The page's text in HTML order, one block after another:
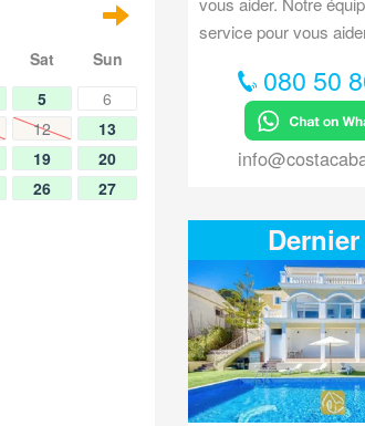
Sat
Sun
5
6
12
13
19
20
26
27
service pour vous
080 50